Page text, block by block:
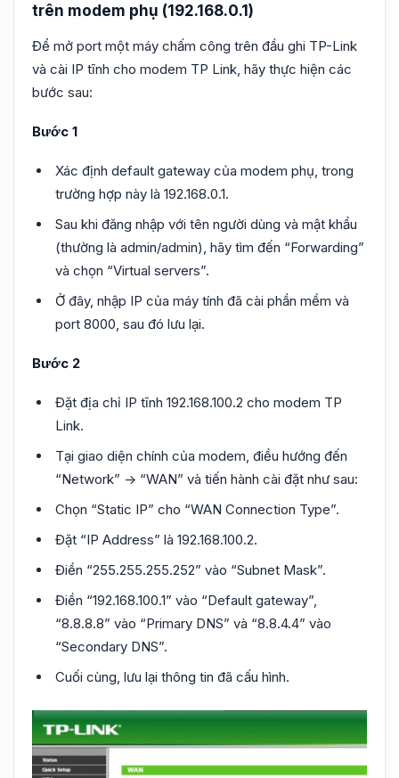
trên modem phụ (192.168.0.1)
Để mở port một máy chấm công trên đầu ghi TP-Link
và cài IP tĩnh cho modem TP Link, hãy thực hiện các
bước sau:
Bước 1
Xác định default gateway của modem phụ, trong
trường hợp này là 192.168.0.1.
Sau khi đăng nhập với tên người dùng và mật khẩu
(thường là admin/admin), hãy tìm đến “Forwarding”
và chọn “Virtual servers”.
Ở đây, nhập IP của máy tính đã cài phần mềm và
port 8000, sau đó lưu lại.
Bước 2
Đặt địa chỉ IP tĩnh 192.168.100.2 cho modem TP
Link.
Tại giao diện chính của modem, điều hướng đến
“Network” -> “WAN” và tiến hành cài đặt như sau:
Chọn “Static IP” cho “WAN Connection Type”.
Đặt “IP Address” là 192.168.100.2.
Điền “255.255.255.252” vào “Subnet Mask”.
Điền “192.168.100.1” vào “Default gateway”,
“8.8.8.8” vào “Primary DNS” và “8.8.4.4” vào
“Secondary DNS”.
Cuối cùng, lưu lại thông tin đã cấu hình.